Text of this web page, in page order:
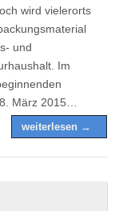
wird vielerorts
und
Im
März 2015…
weiterlesen →